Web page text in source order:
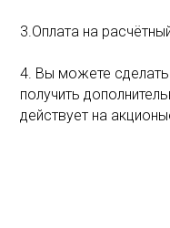
3.Оплата на
4. Вы можете сделать
получить
действует на